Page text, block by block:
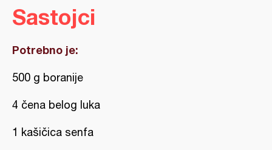
Sastojci
Potrebno je:
500 g boranije
4 čena belog luka
1 kašičica senfa